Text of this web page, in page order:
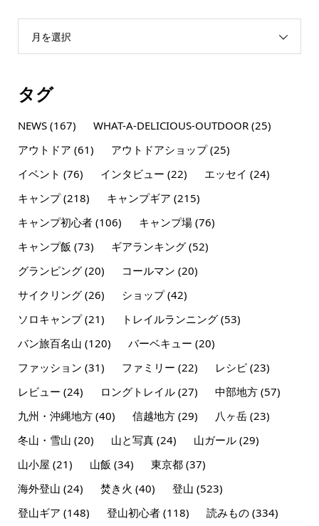
月を選択
タグ
NEWS(167) WHAT-A-DELICIOUS-OUTDOOR(25)
アウトドア (61) アウトドアショップ(25)
イベント (76) インタビュー (22) エッセイ (24)
キャンプ(218) キャンプギア (215)
キャンプ初心者(106) キャンプ場(76)
キャンプ飯 (73) ギアランキング(52)
グランピング(20) コールマン (20)
サイクリング(26) ショップ(42)
ソロキャンプ(21) トレイルランニング(53)
バン旅百名山 (120) バーベキュー (20)
ファッション (31) ファミリー (22) レシピ(23)
レビュー (24) ロングトレイル(27) 中部地方(57)
九州・沖縄地方(40) 信越地方(29) 八ヶ岳(23)
冬山・雪山 (20) 山と写真(24) 山ガール(29)
山小屋 (21) 山飯 (34) 東京都(37)
海外登山 (24) 焚き火 (40) 登山 (523)
登山ギア (148) 登山初心者(118) 読みもの(334)